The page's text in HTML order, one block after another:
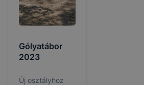
Gólyatábor
2023
Új osztályhoz